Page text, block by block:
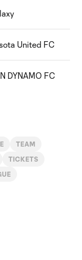
United FC
DYNAMO FC
TEAM
TICKETS